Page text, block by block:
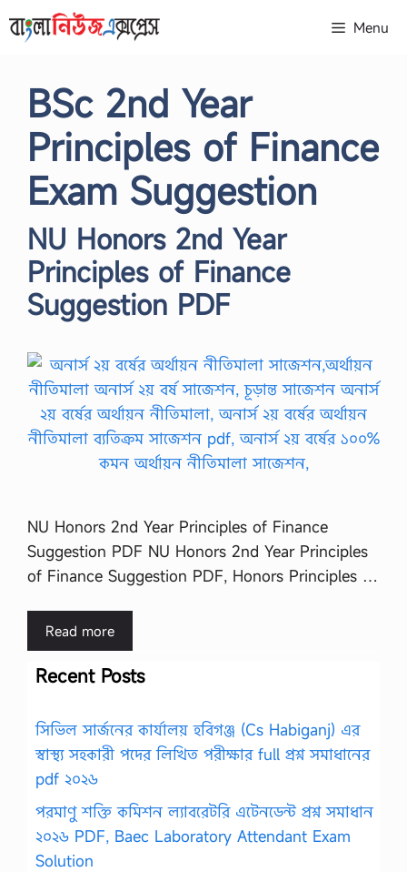
to
Menu
BSc 2nd Year
Principles of Finance
Exam Suggestion
NU Honors 2nd Year
Principles of Finance
Suggestion PDF
NU Honors 2nd Year Principles of Finance
Suggestion PDF NU Honors 2nd Year Principles
of Finance Suggestion PDF, Honors Principles …
Read more
Recent Posts
সিভিল সার্জনের কার্যালয় হবিগঞ্জ (Cs Habiganj) এর
স্বাস্থ্য সহকারী পদের লিখিত পরীক্ষার full প্রশ্ন সমাধানের
pdf ২০২৬
পরমাণু শক্তি কমিশন ল্যাবরেটরি এটেনডেন্ট প্রশ্ন সমাধান
২০২৬ PDF, Baec Laboratory Attendant Exam
Solution